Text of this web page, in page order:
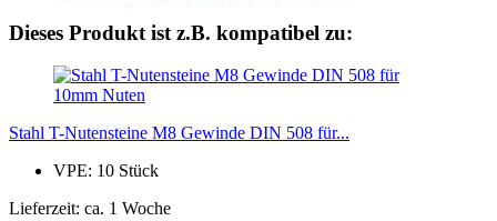
Dieses Produkt ist z.B. kompatibel zu:
Stahl T-Nutensteine M8 Gewinde DIN 508 für...
VPE: 10 Stück
Lieferzeit: ca. 1 Woche